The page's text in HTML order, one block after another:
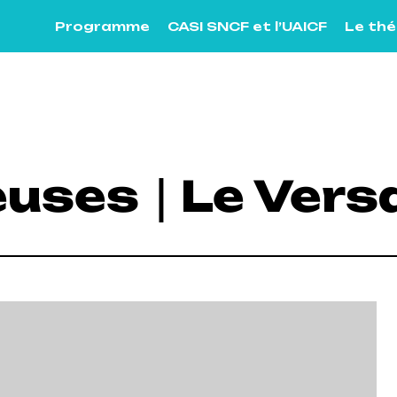
Programme CASI SNCF et l’UAICF Le
｜Le